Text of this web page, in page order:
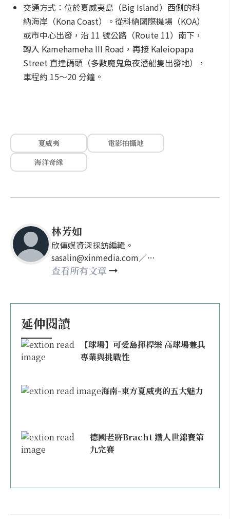
交通方式：位於夏威夷島（Big Island）西側的科
納海岸（Kona Coast）。從科納國際機場（KOA）
或市中心出發，沿 11 號公路（Route 11）南下，
轉入 Kamehameha III Road，再接 Kaleiopapa
Street 直達碼頭（多數魔鬼魚夜潛船隻出發地），
車程約 15～20 分鐘。
夏威夷
電影拍攝地
海洋奇緣
林芳如
欣傳媒資深採訪編輯。
sasalin@xinmedia.com／
happy21917@gmail.com
查看所有文章
延伸閱讀
【球場】可愛島揮桿樂 高球場兼具
專業與挑戰性
海南-東方夏威夷的五大魅力
德國老將Bracht 鐵人世錦賽第
九完賽